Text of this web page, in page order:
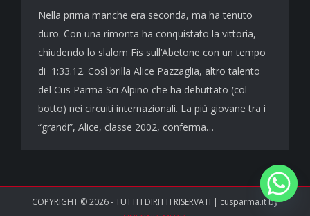
Nella prima manche era seconda, ma ha tenuto
duro. Con una rimonta ha conquistato la vittoria,
chiudendo lo slalom Fis sull’Abetone con un tempo
di 1:33.12. Così brilla Alice Pazzaglia, altro talento
del Cus Parma Sci Alpino che ha debuttato (col
botto) nei circuiti internazionali. La più giovane tra i
“grandi”, Alice, classe 2002, conferma…
COPYRIGHT © 2026 - TUTTI I DIRITTI RISERVATI | cusparma.it by